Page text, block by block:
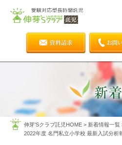
伸芽'Sクラブ託児HOME> 新着情報一覧
2022年度 名門私立小学校 最新入試分析